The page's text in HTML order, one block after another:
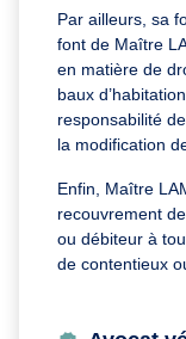
Par ailleurs, sa
font de Maître
en matière de
baux
responsabilité
la modification
Enfin, Maître
recouvrement
ou débiteur à
de contentieux